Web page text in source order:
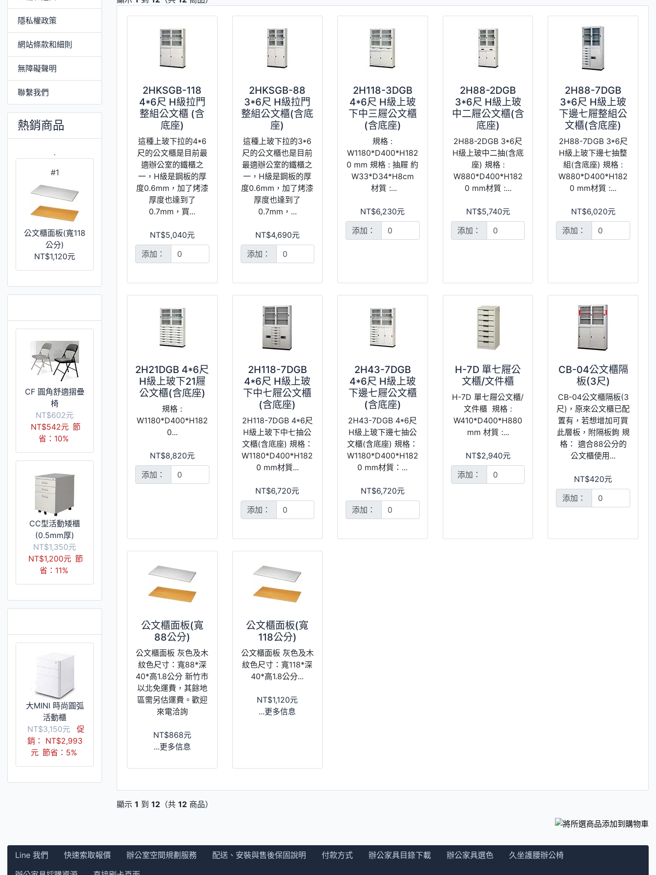
隱私權政策
網站條款和細則
無障礙聲明
聯繫我們
熱銷商品
.
#1
公文櫃面板(寬118
公分)
NT$1,120元
CF 圓角舒適摺疊
椅
NT$602元
NT$542元 節
省：10%
CC型活動矮櫃
(0.5mm厚)
NT$1,350元
NT$1,200元 節
省：11%
大MINI 時尚圓弧
活動櫃
NT$3,150元
促
銷： NT$2,993
元 節省：5%
2HKSGB-118
4*6尺 H級拉門
整組公文櫃 (含
底座)
這種上玻下拉的4*6
尺的公文櫃是目前最
適辦公室的鐵櫃之
一，H級是鋼板的厚
度0.6mm，加了烤漆
厚度也達到了
0.7mm，買...
NT$5,040元
添加：
2HKSGB-88
3*6尺 H級拉門
整組公文櫃(含底
座)
這種上玻下拉的3*6
尺的公文櫃也是目前
最適辦公室的鐵櫃之
一，H級是鋼板的厚
度0.6mm，加了烤漆
厚度也達到了
0.7mm，...
NT$4,690元
添加：
2H118-3DGB
4*6尺 H級上玻
下中三屜公文櫃
(含底座)
規格 :
W1180*D400*H182
0 mm 規格 : 抽屜 約
W33*D34*H8cm
材質 :...
NT$6,230元
添加：
2H88-2DGB
3*6尺 H級上玻
中二屜公文櫃(含
底座)
2H88-2DGB 3*6尺
H級上玻中二抽(含底
座) 規格 :
W880*D400*H182
0 mm材質 :...
NT$5,740元
添加：
2H88-7DGB
3*6尺 H級上玻
下邊七屜整組公
文櫃(含底座)
2H88-7DGB 3*6尺
H級上玻下邊七抽整
組(含底座) 規格 :
W880*D400*H182
0 mm材質 :...
NT$6,020元
添加：
2H21DGB 4*6尺
H級上玻下21屜
公文櫃(含底座)
規格 :
W1180*D400*H182
0...
NT$8,820元
添加：
2H118-7DGB
4*6尺 H級上玻
下中七屜公文櫃
(含底座)
2H118-7DGB 4*6尺
H級上玻下中七抽公
文櫃(含底座) 規格：
W1180*D400*H182
0 mm材質...
NT$6,720元
添加：
2H43-7DGB
4*6尺 H級上玻
下邊七屜公文櫃
(含底座)
2H43-7DGB 4*6尺
H級上玻下邊七抽公
文櫃(含底座) 規格：
W1180*D400*H182
0 mm材質：...
NT$6,720元
添加：
H-7D 單七屜公
文櫃/文件櫃
H-7D 單七屜公文櫃/
文件櫃 規格 :
W410*D400*H880
mm 材質 :...
NT$2,940元
添加：
CB-04公文櫃隔
板(3尺)
CB-04公文櫃隔板(3
尺)，原來公文櫃已配
置有，若想增加可買
此層板，附隔板鉤 規
格： 適合88公分的
公文櫃使用...
NT$420元
添加：
公文櫃面板(寬
88公分)
公文櫃面板 灰色及木
紋色尺寸：寬88*深
40*高1.8公分 新竹市
以北免運費，其餘地
區需另估運費。歡迎
來電洽詢
NT$868元
...更多信息
公文櫃面板(寬
118公分)
公文櫃面板 灰色及木
紋色尺寸：寬118*深
40*高1.8公分...
NT$1,120元
...更多信息
顯示 1 到 12 （共 12 商品）
Line 我們 快速索取報價 辦公室空間規劃服務 配送、安裝與售後保固說明 付款方式 辦公家具目錄下載 辦公家具選色
久坐護腰辦公椅